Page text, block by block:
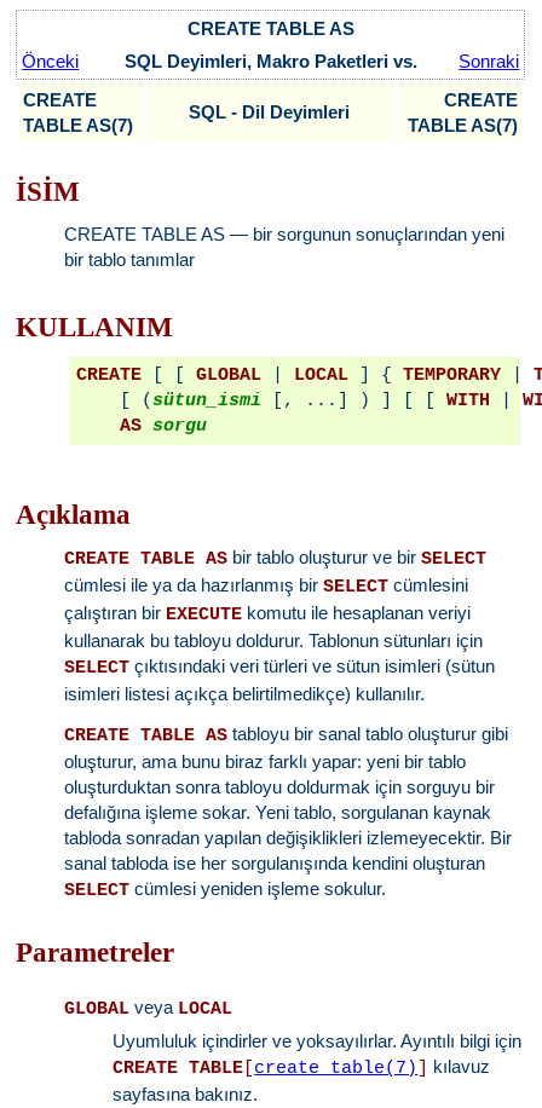
CREATE TABLE AS
Önceki
SQL Deyimleri, Makro Paketleri vs.
Sonraki
CREATE
TABLE AS(7)
SQL - Dil Deyimleri
CREATE
TABLE AS(7)
İSİM
CREATE TABLE AS — bir sorgunun sonuçlarından yeni
bir tablo tanımlar
KULLANIM
CREATE [ [ GLOBAL | LOCAL ] { TEMPORARY |
    [ (
sütun_ismi [, ...] ) ] [ [ WITH
AS sorgu
Açıklama
CREATE TABLE AS bir tablo oluşturur ve birSELECT
cümlesi ile ya da hazırlanmış birSELECT cümlesini
çalıştıran bir EXECUTE komutu ile hesaplanan veriyi
kullanarak bu tabloyu doldurur. Tablonun sütunları için
SELECT çıktısındaki veri türleri ve sütun isimleri (sütun
isimleri listesi açıkça belirtilmedikçe) kullanılır.
CREATE TABLE AS tabloyu bir sanal tablo oluşturur gibi
oluşturur, ama bunu biraz farklı yapar: yeni bir tablo
oluşturduktan sonra tabloyu doldurmak için sorguyu bir
defalığına işleme sokar. Yeni tablo, sorgulanan kaynak
tabloda sonradan yapılan değişiklikleri izlemeyecektir. Bir
sanal tabloda ise her sorgulanışında kendini oluşturan
SELECT cümlesi yeniden işleme sokulur.
Parametreler
GLOBAL veya LOCAL
Uyumluluk içindirler ve yoksayılırlar. Ayıntılı bilgi için
CREATE TABLE create_table(7)
kılavuz
sayfasına bakınız.